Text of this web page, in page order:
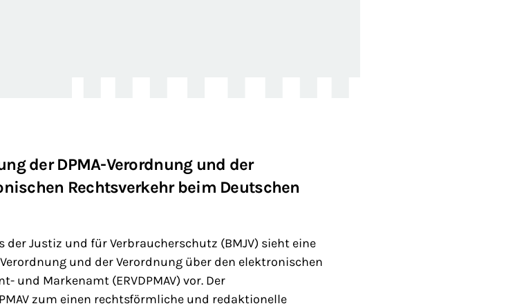
der DPMA-Verordnung und der
Rechtsverkehr beim Deutschen
Justiz und für Verbraucherschutz (BMJV) sieht eine
und der Verordnung über den elektronischen
und Markenamt (ERVDPMAV) vor. Der
zum einen rechtsförmliche und redaktionelle